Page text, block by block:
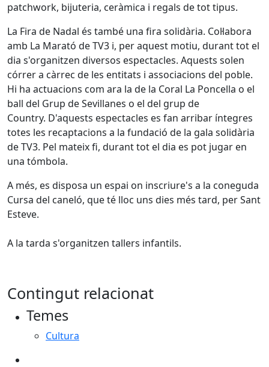
patchwork, bijuteria, ceràmica i regals de tot tipus.
La Fira de Nadal és també una fira solidària. Col·labora
amb La Marató de TV3 i, per aquest motiu, durant tot el
dia s'organitzen diversos espectacles. Aquests solen
córrer a càrrec de les entitats i associacions del poble.
Hi ha actuacions com ara la de la Coral La Poncella o el
ball del Grup de Sevillanes o el del grup de
Country. D'aquests espectacles es fan arribar íntegres
totes les recaptacions a la fundació de la gala solidària
de TV3. Pel mateix fi, durant tot el dia es pot jugar en
una tómbola.
A més, es disposa un espai on inscriure's a la coneguda
Cursa del caneló, que té lloc uns dies més tard, per Sant
Esteve.
A la tarda s'organitzen tallers infantils.
Contingut relacionat
Temes
Cultura